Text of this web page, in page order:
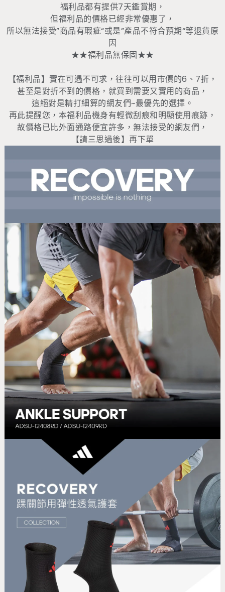
福利品都有提供7天鑑賞期，
但福利品的價格已經非常優惠了，
所以無法接受”商品有瑕疵“或是”產品不符合預期“等退貨原
因
★★福利品無保固★★
【福利品】實在可遇不可求，往往可以用市價的6、7折，
甚至是對折不到的價格，就買到需要又實用的商品，
這絕對是精打細算的網友們~最優先的選擇。
再此提醒您，本福利品機身有輕微刮痕和明顯使用痕跡，
故價格已比外面通路便宜許多，無法接受的網友們，
【請三思過後】再下單